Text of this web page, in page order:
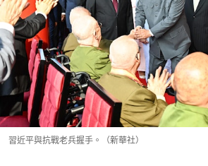
習近平與抗戰老兵握手。（新華社）